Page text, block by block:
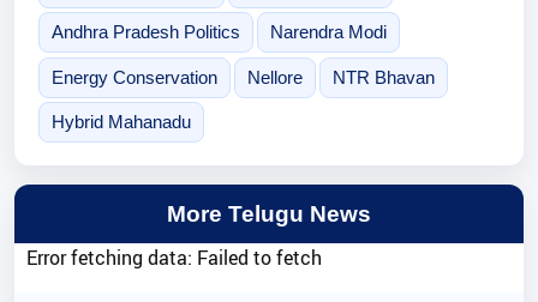
Andhra Pradesh Politics Narendra Modi
Energy Conservation Nellore NTR Bhavan
Hybrid Mahanadu
More Telugu News
Error fetching data: Failed to fetch